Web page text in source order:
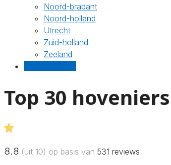
Noord-brabant
Noord-holland
Utrecht
Zuid-holland
Zeeland
Top 30
8.8 (uit 10) op basis van 531 reviews